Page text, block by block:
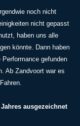
noch nicht
nicht gepasst
haben uns alle
könnte. Dann haben
gefunden
Ab Zandvoort war es
ausgezeichnet